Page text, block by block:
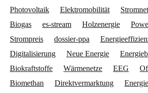
Photovoltaik
Elektromobilität
Biogas
es-stream Holzenergie
Strompreis
dossier-ppa
Digitalisierung
Neue Energie
Biokraftstoffe
Wärmenetze EEG
Biomethan
Direktvermarktung